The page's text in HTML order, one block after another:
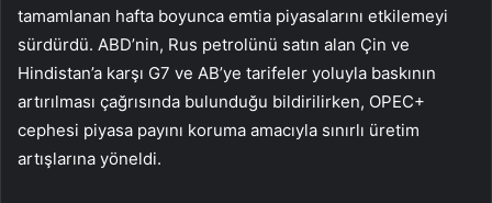
tamamlanan hafta boyunca emtia piyasalarını etkilemeyi
sürdürdü. ABD’nin, Rus petrolünü satın alan Çin ve
Hindistan’a karşı G7 ve AB’ye tarifeler yoluyla baskının
artırılması çağrısında bulunduğu bildirilirken, OPEC+
cephesi piyasa payını koruma amacıyla sınırlı üretim
artışlarına yöneldi.